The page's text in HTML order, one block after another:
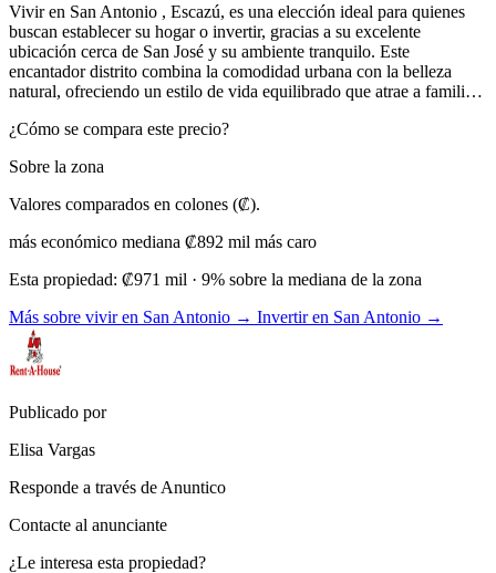
Vivir en San Antonio , Escazú, es una elección ideal para quienes
buscan establecer su hogar o invertir, gracias a su excelente
ubicación cerca de San José y su ambiente tranquilo. Este
encantador distrito combina la comodidad urbana con la belleza
natural, ofreciendo un estilo de vida equilibrado que atrae a famili…
¿Cómo se compara este precio?
Sobre la zona
Valores comparados en colones (₡).
más económico mediana ₡892 mil más caro
Esta propiedad: ₡971 mil · 9% sobre la mediana de la zona
Más sobre vivir en San Antonio → Invertir en San Antonio →
Publicado por
Elisa Vargas
Responde a través de Anuntico
Contacte al anunciante
¿Le interesa esta propiedad?